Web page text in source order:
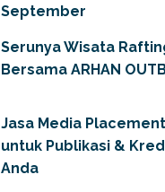
September
Serunya Wisata
Bersama ARHAN
Jasa Media
untuk Publikasi &
Anda